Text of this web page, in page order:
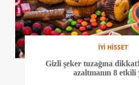
İYİ HİSSET
Gizli şeker tuzağına
azaltmanın 8 etkili